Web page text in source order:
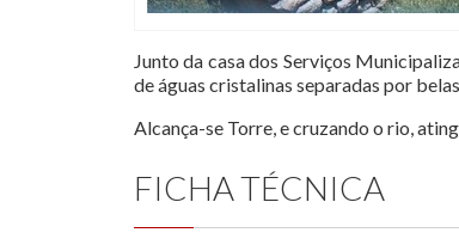
Junto da casa dos Serviços
de águas cristalinas separadas por
Alcança-se Torre, e cruzando o rio,
FICHA TÉCNICA